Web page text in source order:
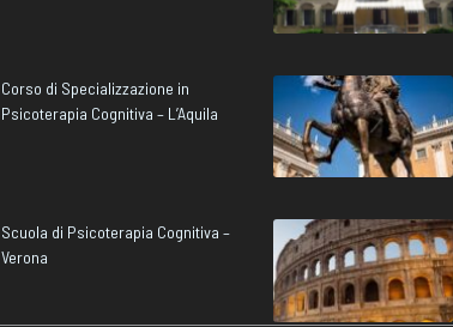
Corso di Specializzazione in
Psicoterapia Cognitiva – L’Aquila
Scuola di Psicoterapia Cognitiva –
Verona